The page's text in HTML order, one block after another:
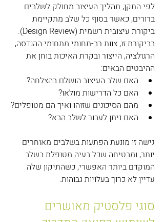
לפי התקן, תהליך העיצוב מחולק לשלבים
ברורים, כאשר בסוף כל שלב מתקיימת
ביקורת עיצובית רשמית (Design Review).
בביקורת זו, צוות רב-תחומי מתחומי ההנדסה,
הרגולציה, הייצור ובקרת האיכות בוחן את
ההיבטים הבאים:
האם שלב העיצוב הושלם בהצלחה?
האם כל הדרישות מולאו?
מהם הסיכונים שזוהו ואיך הם מטופלים?
האם ניתן לעבור לשלב הבא?
גישה זו מונעת הפתעות בשלבים מאוחרים
יותר, ומבטיחה שכל בעיה מטופלת בשלב
המוקדם ביותר האפשרי, כשהתיקון שלה
עדיין לא כרוך בעלויות גבוהות.
סוגי פלסטיק מאושרים